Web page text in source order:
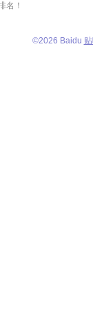
名！
©2026 Baidu